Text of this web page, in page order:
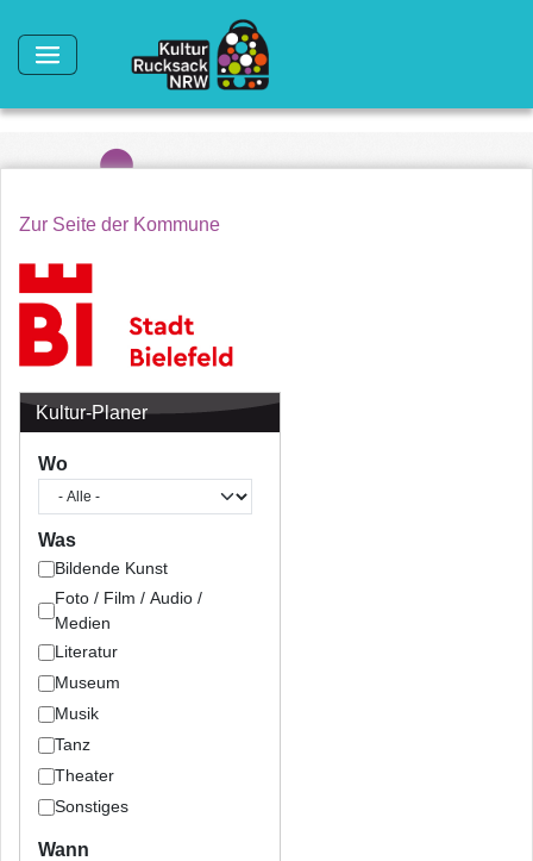
Zur Seite der Kommune
Kultur-Planer
Wo
Was
Bildende Kunst
Foto / Film / Audio /
Medien
Literatur
Museum
Musik
Tanz
Theater
Sonstiges
Wann